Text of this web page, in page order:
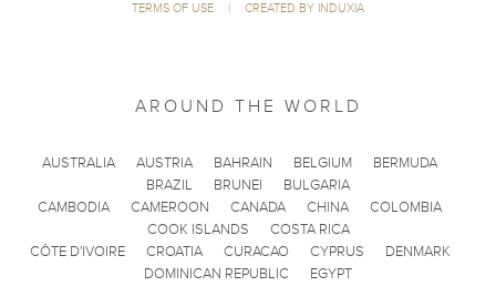
TERMS OF USE
| CREATED BY INDUXIA
AROUND THE WORLD
AUSTRALIA AUSTRIA BAHRAIN BELGIUM
BERMUDA
BRAZIL
BRUNEI
BULGARIA
CAMBODIA
CAMEROON CANADA CHINA
COLOMBIA
COOK ISLANDS
COSTA RICA
CÔTE D'IVOIRE
CROATIA CURACAO CYPRUS
DENMARK
DOMINICAN REPUBLIC
EGYPT